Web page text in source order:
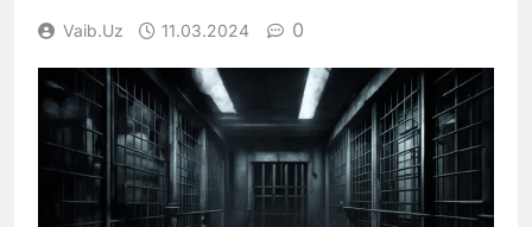
Vaib.uz 11.03.2024 0